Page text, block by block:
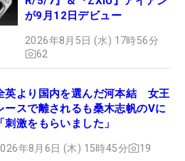
が9月12日デビュー
2026年8月5日 (水) 17時56分
62
英より国内を選んだ河本結 女王
ースで離されるも桑木志帆のVに
「刺激をもらいました」
年8月6日 (木) 15時45分 19